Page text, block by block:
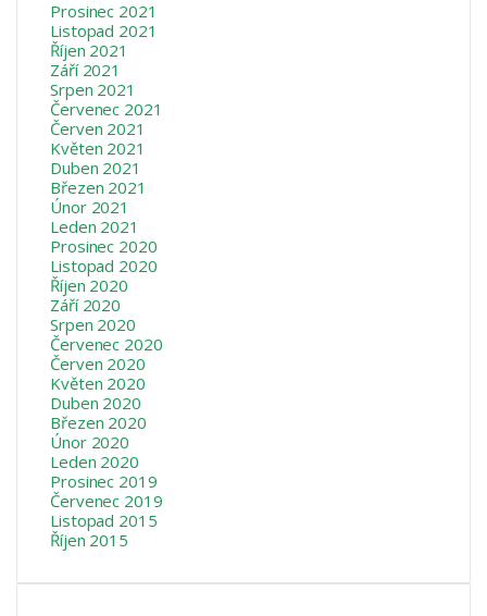
Prosinec 2021
Listopad 2021
Říjen 2021
Září 2021
Srpen 2021
Červenec 2021
Červen 2021
Květen 2021
Duben 2021
Březen 2021
Únor 2021
Leden 2021
Prosinec 2020
Listopad 2020
Říjen 2020
Září 2020
Srpen 2020
Červenec 2020
Červen 2020
Květen 2020
Duben 2020
Březen 2020
Únor 2020
Leden 2020
Prosinec 2019
Červenec 2019
Listopad 2015
Říjen 2015